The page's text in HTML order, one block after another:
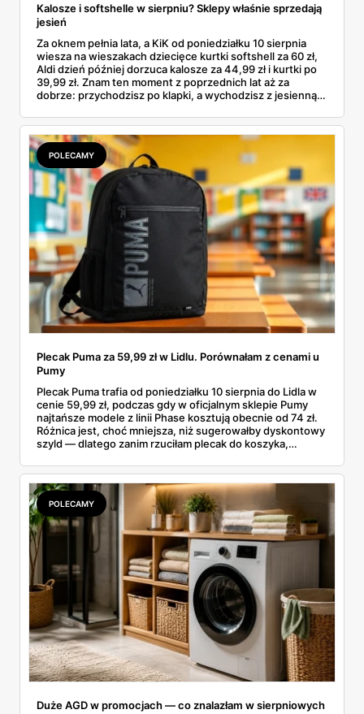
Kalosze i softshelle w sierpniu? Sklepy właśnie sprzedają
jesień
Za oknem pełnia lata, a KiK od poniedziałku 10 sierpnia
wiesza na wieszakach dziecięce kurtki softshell za 60 zł,
Aldi dzień później dorzuca kalosze za 44,99 zł i kurtki po
39,99 zł. Znam ten moment z poprzednich lat aż za
dobrze: przychodzisz po klapki, a wychodzisz z jesienną
pojawi się w gazetkach w przyszłym tygodniu i czy jest
sens kupować jesień, zanim skończą się wakacje.
POLECAMY
Plecak Puma za 59,99 zł w Lidlu. Porównałam z cenami u
Pumy
Plecak Puma trafia od poniedziałku 10 sierpnia do Lidla w
cenie 59,99 zł, podczas gdy w oficjalnym sklepie Pumy
najtańsze modele z linii Phase kosztują obecnie od 74 zł.
Różnica jest, choć mniejsza, niż sugerowałby dyskontowy
szyld — dlatego zanim rzuciłam plecak do koszyka,
rozpiska: co dokładnie sprzedaje Lidl, ile kosztują
odpowiedniki u producenta i komu ten zakup naprawdę
się opłaci.
POLECAMY
Duże AGD w promocjach — co znalazłam w sierpniowych